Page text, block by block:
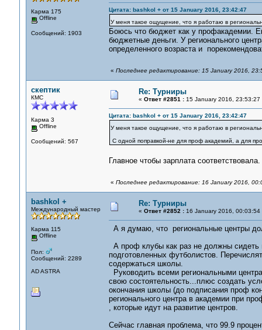
Карма 175
Offline
Сообщений: 1903
Цитата: bashkol + от 15 January 2016, 23:42:47
У меня такое ощущение, что я работаю в
Боюсь что бюджет как у профакадемии.
бюджетные деньги. У регионального
определенного возраста и
« Последнее редактирование: 15 January 2016,
скептик
КМС
Карма 3
Offline
Сообщений: 567
Re: Турниры
« Ответ #2851 :15 January 2016, 23:53:27
Цитата: bashkol + от 15 January 2016, 23:42:47
У меня такое ощущение, что я работаю в
С одной поправкой-не для проф академий, а для
Главное чтобы зарплата соответствовала.
« Последнее редактирование: 16 January 2016,
bashkol +
Международный мастер
Карма 115
Offline
Пол:
Сообщений: 2289
AD ASTRA
Re: Турниры
« Ответ #2852 :16 January 2016, 00:03:54
А я думаю, что региональные центры
А проф клубы как раз не должны
подготовленных футболистов.
содержаться школы.
Руководить всеми региональными
свою состоятельность...плюс создать
окончания школы (до подписания проф
регионального центра в академии при
, которые идут на развитие центров.
Сейчас главная проблема, что 99.9